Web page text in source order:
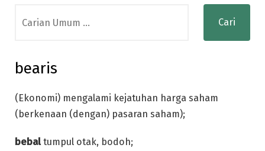
for:
bearis
(Ekonomi) mengalami kejatuhan harga saham
(berkenaan (dengan) pasaran saham);
bebaltumpul otak, bodoh;